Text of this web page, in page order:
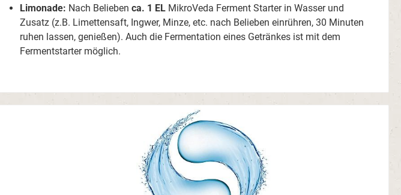
Limonade: Nach Belieben ca. 1 EL MikroVeda Ferment Starter in Wasser und
Zusatz (z.B. Limettensaft, Ingwer, Minze, etc. nach Belieben einrühren, 30 Minuten
ruhen lassen, genießen). Auch die Fermentation eines Getränkes ist mit dem
Fermentstarter möglich.